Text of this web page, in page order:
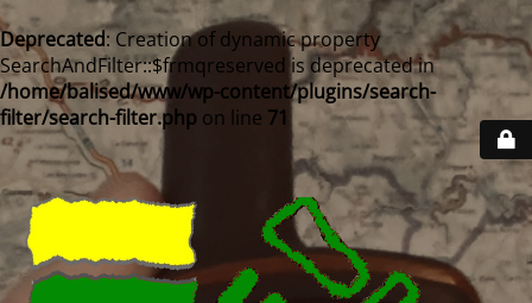
Deprecated: Creation of dynamic property
SearchAndFilter::$frmqreserved is deprecated in
/home/balised/www/wp-content/plugins/search-
filter/search-filter.php on line 71